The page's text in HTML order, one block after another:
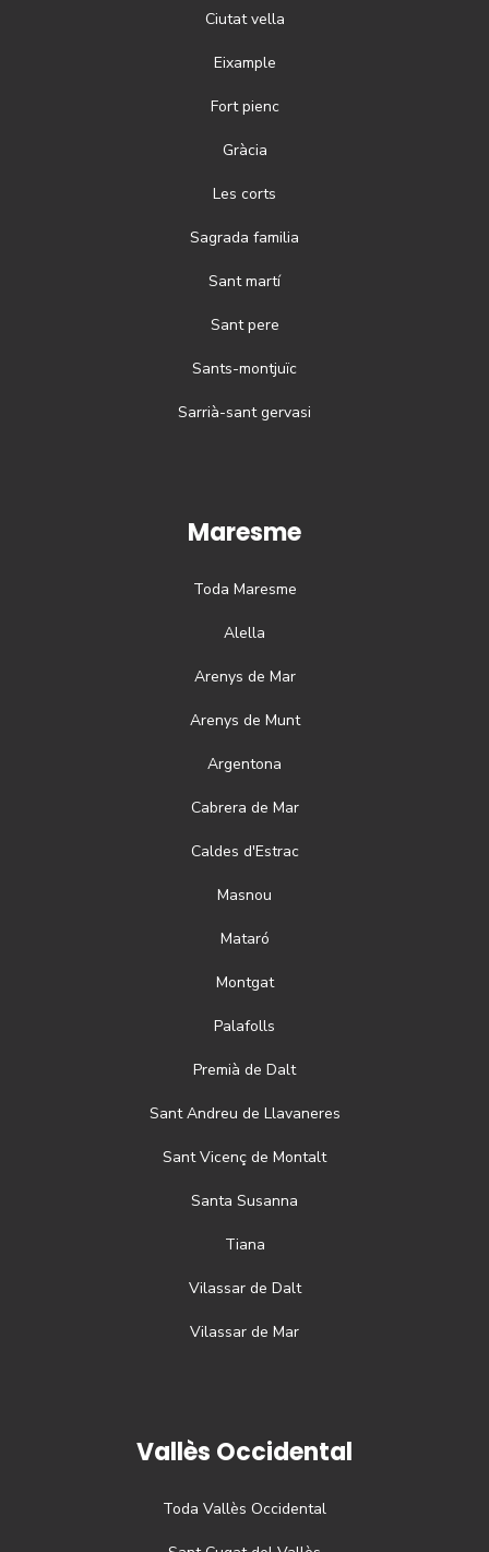
Ciutat vella
Eixample
Fort pienc
Gràcia
Les corts
Sagrada familia
Sant martí
Sant pere
Sants-montjuïc
Sarrià-sant gervasi
Maresme
Toda Maresme
Alella
Arenys de Mar
Arenys de Munt
Argentona
Cabrera de Mar
Caldes d'Estrac
Masnou
Mataró
Montgat
Palafolls
Premià de Dalt
Sant Andreu de Llavaneres
Sant Vicenç de Montalt
Santa Susanna
Tiana
Vilassar de Dalt
Vilassar de Mar
Vallès Occidental
Toda Vallès Occidental